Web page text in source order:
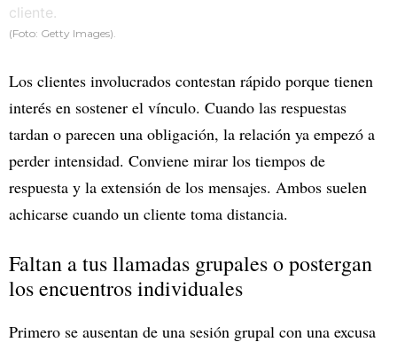
(Foto: Getty Images).
Los clientes involucrados contestan rápido porque tienen
interés en sostener el vínculo. Cuando las respuestas
tardan o parecen una obligación, la relación ya empezó a
perder intensidad. Conviene mirar los tiempos de
respuesta y la extensión de los mensajes. Ambos suelen
achicarse cuando un cliente toma distancia.
Faltan a tus llamadas grupales o postergan
los encuentros individuales
Primero se ausentan de una sesión grupal con una excusa